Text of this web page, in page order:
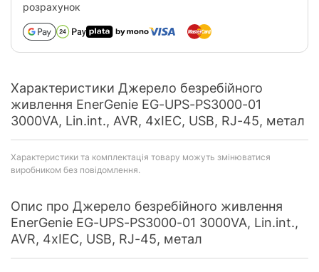
розрахунок
Характеристики Джерело безребійного
живлення EnerGenie EG-UPS-PS3000-01
3000VA, Lin.int., AVR, 4хIEC, USB, RJ-45, метал
Характеристики та комплектація товару можуть змінюватися
виробником без повідомлення.
Опис про Джерело безребійного живлення
EnerGenie EG-UPS-PS3000-01 3000VA, Lin.int.,
AVR, 4хIEC, USB, RJ-45, метал